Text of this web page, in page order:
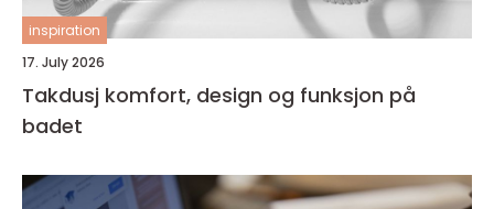
inspiration
17. July 2026
Takdusj komfort, design og funksjon på
badet